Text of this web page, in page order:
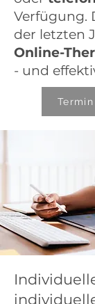
Verfügung.
der letzten
Online-
- und